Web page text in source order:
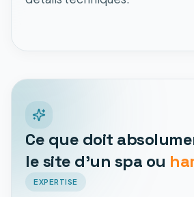
Ce que doit
le site d'un spa ou
EXPERTISE